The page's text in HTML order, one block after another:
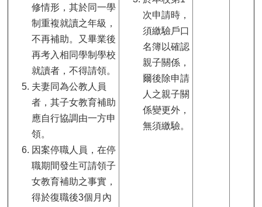
修情形，其於同一學
制重複就讀之年級，
不再補助。又畢業後
再考入相同學制學校
就讀者，不得請領。
夫妻同為公教人員
者，其子女教育補助
應自行協調由一方申
領。
因案停職人員，在停
職期間發生可請領子
女教育補助之事實，
得於復職後3個月內
次申請時，
須繳驗戶口
名簿以確認
親子關係，
爾後除申請
人之親子關
係變更外，
無須繳驗。